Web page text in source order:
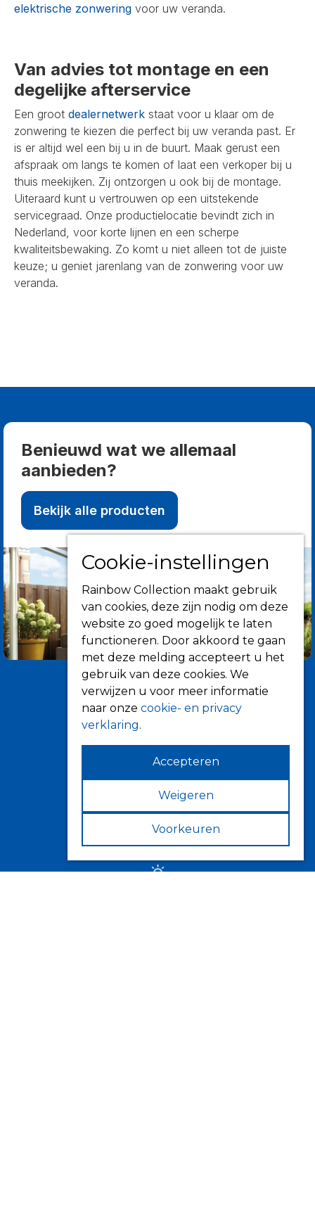
elektrische zonwering voor uw veranda.
Van advies tot montage en een
degelijke afterservice
Een groot dealernetwerk staat voor u klaar om de
zonwering te kiezen die perfect bij uw veranda past. Er
is er altijd wel een bij u in de buurt. Maak gerust een
afspraak om langs te komen of laat een verkoper bij u
thuis meekijken. Zij ontzorgen u ook bij de montage.
Uiteraard kunt u vertrouwen op een uitstekende
servicegraad. Onze productielocatie bevindt zich in
Nederland, voor korte lijnen en een scherpe
kwaliteitsbewaking. Zo komt u niet alleen tot de juiste
keuze; u geniet jarenlang van de zonwering voor uw
veranda.
Benieuwd wat we allemaal
aanbieden?
Bekijk alle producten
Informatie
Over ons
Tips
Verkooppunten
Cookie-instellingen
Rainbow Collection maakt gebruik
van cookies, deze zijn nodig om deze
website zo goed mogelijk te laten
functioneren. Door akkoord te gaan
met deze melding accepteert u het
gebruik van deze cookies. We
verwijzen u voor meer informatie
naar onze cookie- en privacy
verklaring.
Accepteren
Weigeren
Voorkeuren